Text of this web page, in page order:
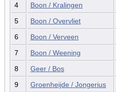
4
Boon / Kralingen
5
Boon / Overvliet
6
Boon / Verveen
7
Boon / Weening
8
Geer / Bos
9
Groenheijde / Jongerius